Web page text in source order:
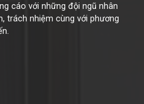
cáo với những đội ngũ nhân
trách nhiệm cùng với phương